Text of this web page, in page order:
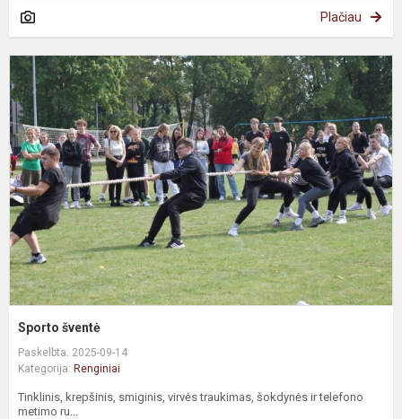
Plačiau
Sporto šventė
Paskelbta: 2025-09-14
Kategorija: Renginiai
Tinklinis, krepšinis, smiginis, virvės traukimas, šokdynės ir telefono
metimo ru...